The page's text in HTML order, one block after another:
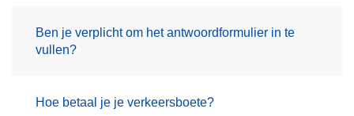
Ben je verplicht om het antwoordformulier in te
vullen?
Hoe betaal je je verkeersboete?